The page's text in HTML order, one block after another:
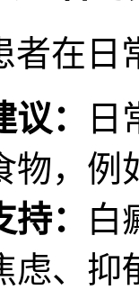
者在日
：
日
物，例
：
白
虑、抑